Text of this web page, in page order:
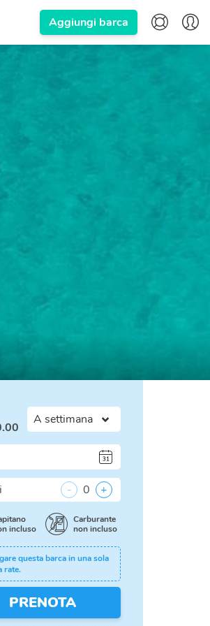
Aggiungi barca
- 0 +
incluso
Carburante
non incluso
questa barca in una sola
rate.
PRENOTA